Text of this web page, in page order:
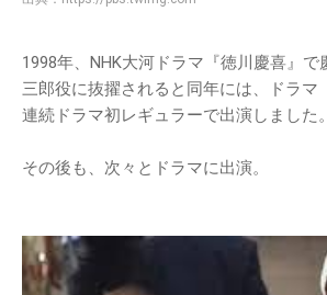
1998年、NHK大河ドラマ『徳川慶喜』
三郎役に抜擢されると同年には、ドラマ
連続ドラマ初レギュラーで出演しました。
その後も、次々とドラマに出演。